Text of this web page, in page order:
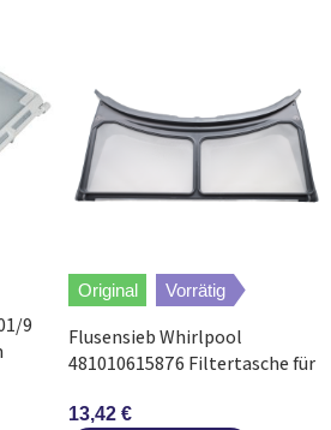
08
08
09
06
04
08
09
9
Original Vorrätig
Flusensieb Whirlpool
481010615876 Filtertasche für
13,42 €